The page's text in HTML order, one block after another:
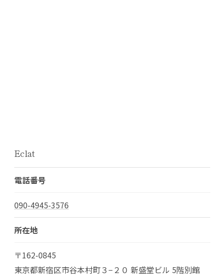
Eclat
電話番号
090-4945-3576
所在地
〒162-0845
東京都新宿区市谷本村町３−２０ 新盛堂ビル 5階別館